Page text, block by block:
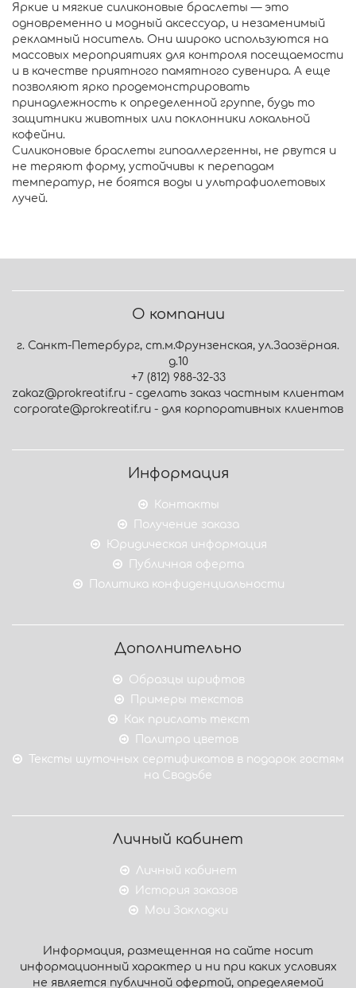
Яркие и мягкие силиконовые браслеты — это
одновременно и модный аксессуар, и незаменимый
рекламный носитель. Они широко используются на
массовых мероприятиях для контроля посещаемости
и в качестве приятного памятного сувенира. А еще
позволяют ярко продемонстрировать
принадлежность к определенной группе, будь то
защитники животных или поклонники локальной
кофейни.
Силиконовые браслеты гипоаллергенны, не рвутся и
не теряют форму, устойчивы к перепадам
температур, не боятся воды и ультрафиолетовых
лучей.
О компании
г. Санкт-Петербург, ст.м.Фрунзенская, ул.Заозёрная.
д.10
+7 (812) 988-32-33
zakaz@prokreatif.ru - сделать заказ частным клиентам
corporate@prokreatif.ru - для корпоративных клиентов
Информация
Контакты
Получение заказа
Юридическая информация
Публичная оферта
Политика конфиденциальности
Дополнительно
Образцы шрифтов
Примеры текстов
Как прислать текст
Палитра цветов
Тексты шуточных сертификатов в подарок гостям
на Свадьбе
Личный кабинет
Личный кабинет
История заказов
Мои Закладки
Информация, размещенная на сайте носит
информационный характер и ни при каких условиях
не является публичной офертой, определяемой